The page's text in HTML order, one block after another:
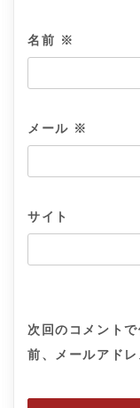
名前 ※
メール ※
サイト
次回のコメント
前、メールアドレ